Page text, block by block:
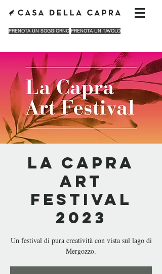
PRENOTA UN SOGGIORNO PRENOTA UN TAVOLO
La Capra
Art
Festival
2023
Un festival di pura creatività con vista sul lago di
Mergozzo.